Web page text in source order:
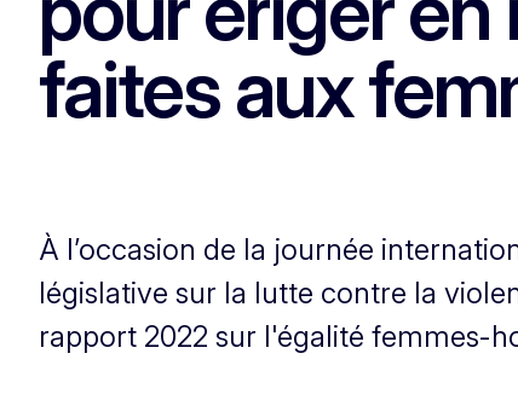
faites aux
À l’occasion de la journée
législative sur la lutte contre la
rapport 2022 sur l'égalité femmes-